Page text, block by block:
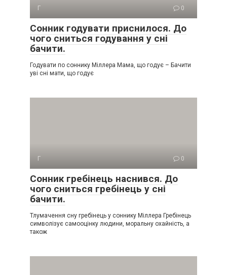
Г 0
Сонник годувати приснилося. До
чого сниться годування у сні
бачити.
Годувати по соннику Міллера Мама, що годує – Бачити
уві сні мати, що годує
Г 0
Сонник гребінець наснився. До
чого сниться гребінець у сні
бачити.
Тлумачення сну гребінець у соннику Міллера Гребінець
символізує самооцінку людини, моральну охайність, а
також